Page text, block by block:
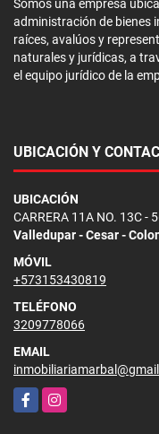
Somos una empresa
administración de bienes
raíces, avalúos y
naturales y jurídicas, a
el equipo jurídico de la
UBICACIÓN Y
UBICACIÓN
CARRERA 11A NO. 13C -
Valledupar - Cesar -
MÓVIL
+573153430819
TELÉFONO
3209778066
EMAIL
FacebookInstagram